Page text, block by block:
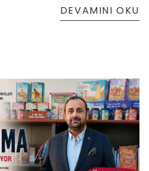
DEVAMINI OKU